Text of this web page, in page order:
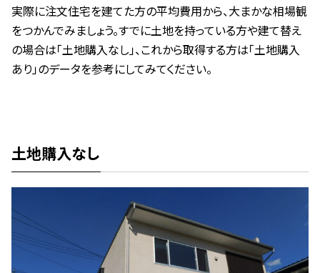
実際に注文住宅を建てた方の平均費用から、大まかな相場観
をつかんでみましょう。すでに土地を持っている方や建て替え
の場合は「土地購入なし」、これから取得する方は「土地購入
あり」のデータを参考にしてみてください。
土地購入なし